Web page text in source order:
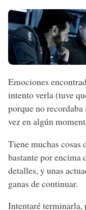
Emociones
intento verla (tuve
porque no recordaba
vez en algún
Tiene muchas cosas
bastante por encima
detalles, y unas
ganas de continuar.
Intentaré terminarla,